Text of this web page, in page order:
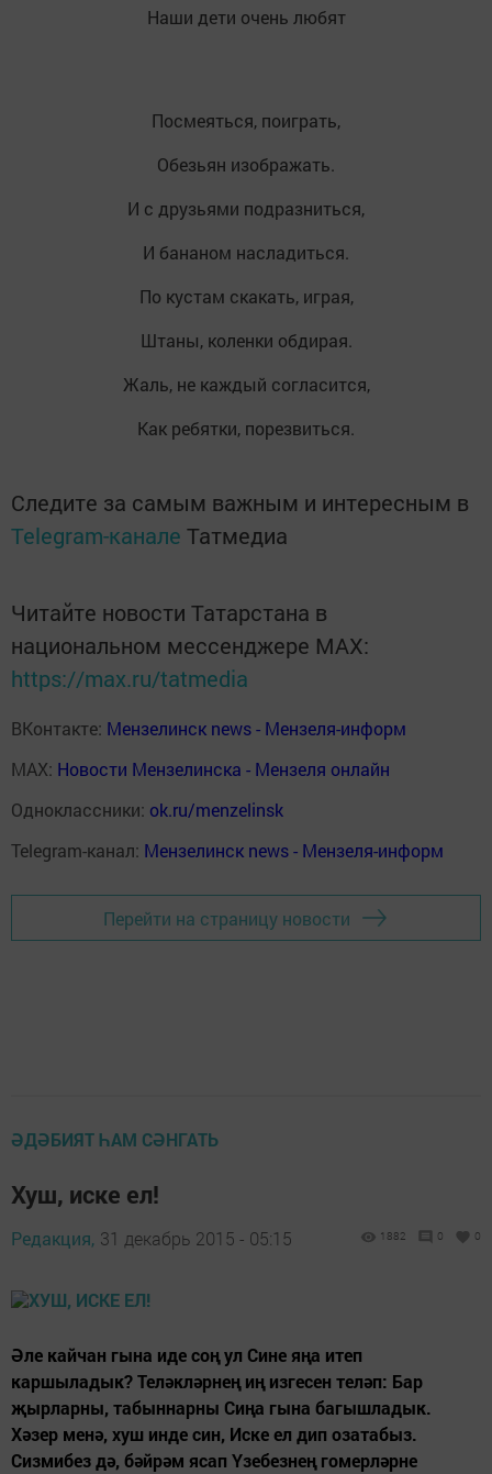
Наши дети очень любят
Посмеяться, поиграть,
Обезьян изображать.
И с друзьями подразниться,
И бананом насладиться.
По кустам скакать, играя,
Штаны, коленки обдирая.
Жаль, не каждый согласится,
Как ребятки, порезвиться.
Следите за самым важным и интересным в
Telegram-канале Татмедиа
Читайте новости Татарстана в
национальном мессенджере MАХ:
https://max.ru/tatmedia
ВКонтакте: Мензелинск news - Мензеля-информ
MAX: Новости Мензелинска - Мензеля онлайн
Одноклассники: ok.ru/menzelinsk
Telegram-канал: Мензелинск news - Мензеля-информ
Перейти на страницу новости
ӘДӘБИЯТ ҺАМ СӘНГАТЬ
Хуш, иске ел!
Редакция, 31 декабрь 2015 - 05:15 1882 0 0
Әле кайчан гына иде соң ул Сине яңа итеп
каршыладык? Теләкләрнең иң изгесен теләп: Бар
җырларны, табыннарны Сиңа гына багышладык.
Хәзер менә, хуш инде син, Иске ел дип озатабыз.
Сизмибез дә, бәйрәм ясап Үзебезнең гомерләрне